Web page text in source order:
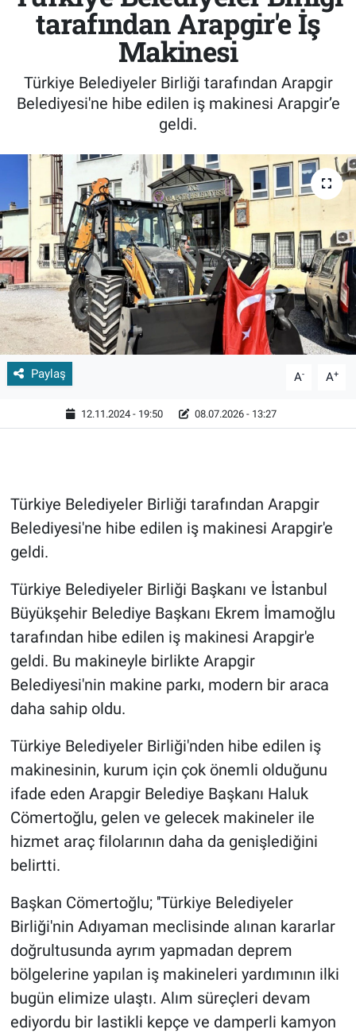
tarafından Arapgir'e İş
Makinesi
Türkiye Belediyeler Birliği tarafından Arapgir
Belediyesi'ne hibe edilen iş makinesi Arapgir’e
geldi.
Paylaş A- A+
12.11.2024 - 19:50 08.07.2026 - 13:27
Türkiye Belediyeler Birliği tarafından Arapgir
Belediyesi'ne hibe edilen iş makinesi Arapgir'e
geldi.
Türkiye Belediyeler Birliği Başkanı ve İstanbul
Büyükşehir Belediye Başkanı Ekrem İmamoğlu
tarafından hibe edilen iş makinesi Arapgir'e
geldi. Bu makineyle birlikte Arapgir
Belediyesi'nin makine parkı, modern bir araca
daha sahip oldu.
Türkiye Belediyeler Birliği'nden hibe edilen iş
makinesinin, kurum için çok önemli olduğunu
ifade eden Arapgir Belediye Başkanı Haluk
Cömertoğlu, gelen ve gelecek makineler ile
hizmet araç filolarının daha da genişlediğini
belirtti.
Başkan Cömertoğlu; ''Türkiye Belediyeler
Birliği'nin Adıyaman meclisinde alınan kararlar
doğrultusunda ayrım yapmadan deprem
bölgelerine yapılan iş makineleri yardımının ilki
bugün elimize ulaştı. Alım süreçleri devam
ediyordu bir lastikli kepçe ve damperli kamyon